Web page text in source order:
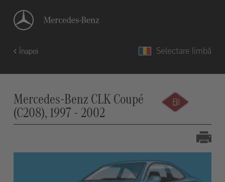
Înapoi Selectare limbă
Mercedes-Benz CLK Coupé
(C208), 1997 - 2002